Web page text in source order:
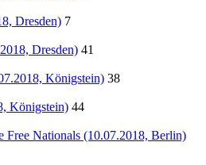
Dresden) 7
Dresden) 41
Königstein) 38
Königstein) 44
Free Nationals (10.07.2018, Berlin)